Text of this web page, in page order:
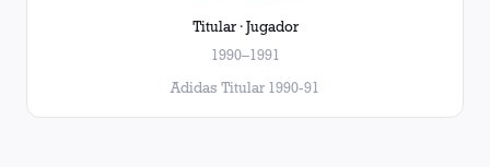
Titular · Jugador
1990–1991
Adidas Titular 1990-91